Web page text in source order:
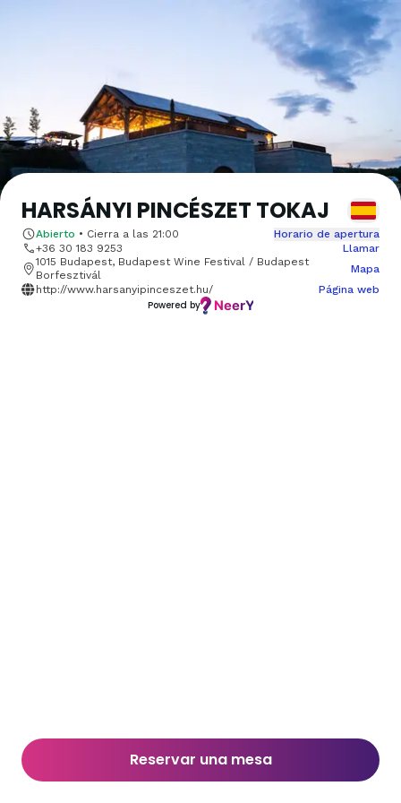
HARSÁNYI PINCÉSZET TOKAJ
Abierto • Cierra a las 21:00
Horario de apertura
+36 30 183 9253
Llamar
1015 Budapest, Budapest Wine Festival / Budapest
Borfesztivál
Mapa
http://www.harsanyipinceszet.hu/
Página web
Powered by
Reservar una mesa